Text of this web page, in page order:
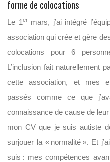
forme de colocations
Le 1ermars, j’ai intégré
association qui crée et gère
colocations pour 6
L’inclusion fait naturellement
cette association, et mes
passés comme ce que
connaissance de cause de
mon CV que je suis autiste
surjouer la « normalité ». Et
suis : mes compétences